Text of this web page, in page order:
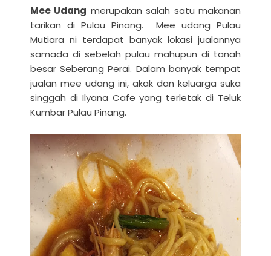
Mee Udang merupakan salah satu makanan
tarikan di Pulau Pinang. Mee udang Pulau
Mutiara ni terdapat banyak lokasi jualannya
samada di sebelah pulau mahupun di tanah
besar Seberang Perai. Dalam banyak tempat
jualan mee udang ini, akak dan keluarga suka
singgah di Ilyana Cafe yang terletak di Teluk
Kumbar Pulau Pinang.